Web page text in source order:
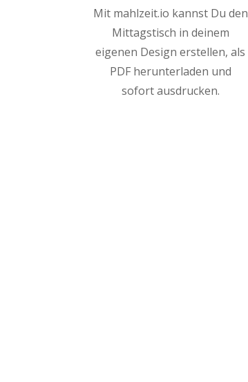
Mit mahlzeit.io kannst Du den
Mittagstisch in deinem
eigenen Design erstellen, als
PDF herunterladen und
sofort ausdrucken.